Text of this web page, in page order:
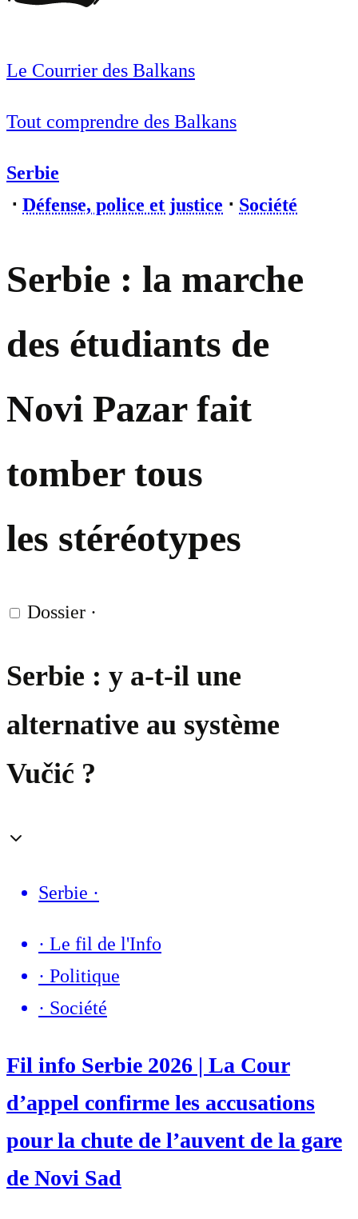
Le Courrier des Balkans
Tout comprendre des Balkans
Serbie
⋅ Défense, police et justice ⋅ Société
Serbie : la marche
des étudiants de
Novi Pazar fait
tomber tous
les stéréotypes
Dossier ·
Serbie : y a-t-il une
alternative au système
Vučić ?
Serbie ·
· Le fil de l'Info
· Politique
· Société
Fil info Serbie 2026 | La Cour
d’appel confirme les accusations
pour la chute de l’auvent de la gare
de Novi Sad